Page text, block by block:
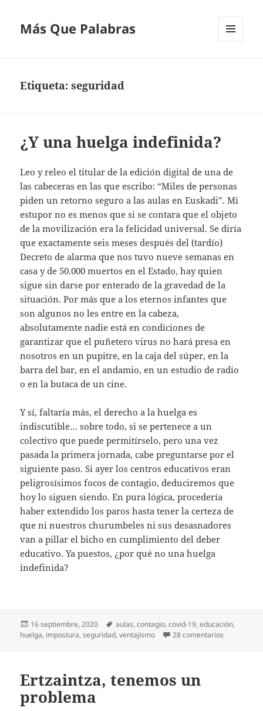
Más Que Palabras
Etiqueta:seguridad
¿Y una huelga indefinida?
Leo y releo el titular de la edición digital de una de
las cabeceras en las que escribo: “Miles de personas
piden un retorno seguro a las aulas en Euskadi”. Mi
estupor no es menos que si se contara que el objeto
de la movilización era la felicidad universal. Se diría
que exactamente seis meses después del (tardío)
Decreto de alarma que nos tuvo nueve semanas en
casa y de 50.000 muertos en el Estado, hay quien
sigue sin darse por enterado de la gravedad de la
situación. Por más que a los eternos infantes que
son algunos no les entre en la cabeza,
absolutamente nadie está en condiciones de
garantizar que el puñetero virus no hará presa en
nosotros en un pupitre, en la caja del súper, en la
barra del bar, en el andamio, en un estudio de radio
o en la butaca de un cine.
Y sí, faltaría más, el derecho a la huelga es
indiscutible… sobre todo, si se pertenece a un
colectivo que puede permitírselo, pero una vez
pasada la primera jornada, cabe preguntarse por el
siguiente paso. Si ayer los centros educativos eran
peligrosísimos focos de contagio, deduciremos que
hoy lo siguen siendo. En pura lógica, procedería
haber extendido los paros hasta tener la certeza de
que ni nuestros churumbeles ni sus desasnadores
van a pillar el bicho en cumplimiento del deber
educativo. Ya puestos, ¿por qué no una huelga
indefinida?
Publicado
el
16 septiembre, 2020 Etiquetas
aulas,contagio,covid-19,educación,
huelga, impostura,seguridad,ventajismo 28 comentarios
Ertzaintza, tenemos un
problema